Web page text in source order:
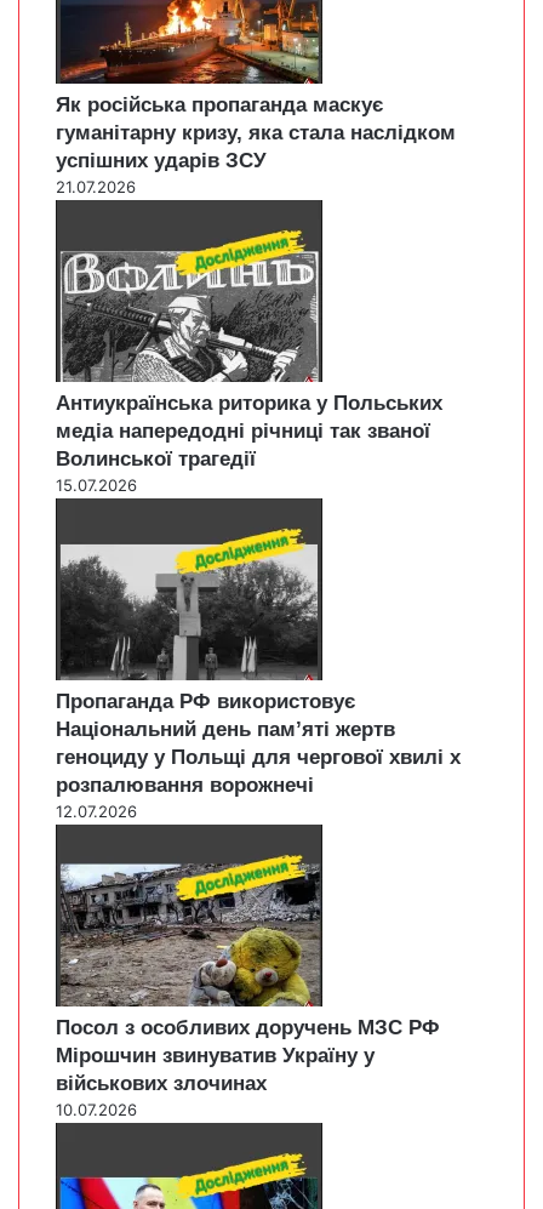
Як російська пропаганда маскує
гуманітарну кризу, яка стала наслідком
успішних ударів ЗСУ
21.07.2026
Антиукраїнська риторика у Польських
медіа напередодні річниці так званої
Волинської трагедії
15.07.2026
Пропаганда РФ використовує
Національний день пам’яті жертв
геноциду у Польщі для чергової хвилі х
розпалювання ворожнечі
12.07.2026
Посол з особливих доручень МЗС РФ
Мірошчин звинуватив Україну у
військових злочинах
10.07.2026